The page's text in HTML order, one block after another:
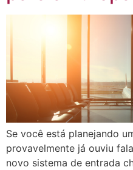
Se você está planejando
provavelmente já ouviu
novo sistema de entrada